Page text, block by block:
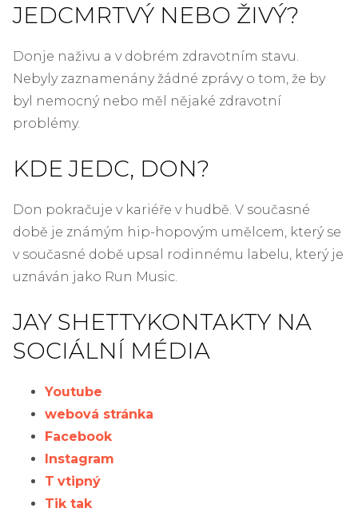
JEDCMRTVÝ NEBO ŽIVÝ?
Donje naživu a v dobrém zdravotním stavu.
Nebyly zaznamenány žádné zprávy o tom, že by
byl nemocný nebo měl nějaké zdravotní
problémy.
KDE JEDC, DON?
Don pokračuje v kariéře v hudbě. V současné
době je známým hip-hopovým umělcem, který se
v současné době upsal rodinnému labelu, který je
uznáván jako Run Music.
JAY SHETTYKONTAKTY NA
SOCIÁLNÍ MÉDIA
Youtube
webová stránka
Facebook
Instagram
T vtipný
Tik tak